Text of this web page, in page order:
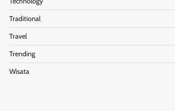
Traditional
Travel
Trending
Wisata